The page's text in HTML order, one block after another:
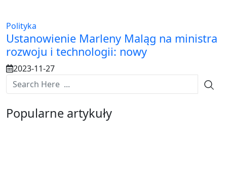
Polityka
Ustanowienie Marleny Maląg na ministra
rozwoju i technologii: nowy
2023-11-27
Popularne artykuły